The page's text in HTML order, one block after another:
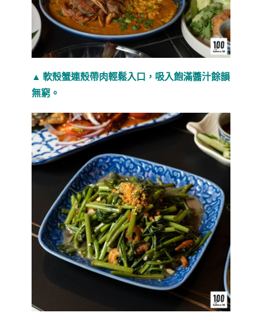
▲ 軟殼蟹連殼帶肉輕鬆入口，吸入飽滿醬汁餘韻
無窮。